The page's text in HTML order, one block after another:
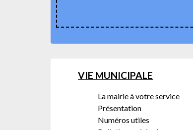
VIE MUNICIPALE
La mairie à votre service
Présentation
Numéros utiles